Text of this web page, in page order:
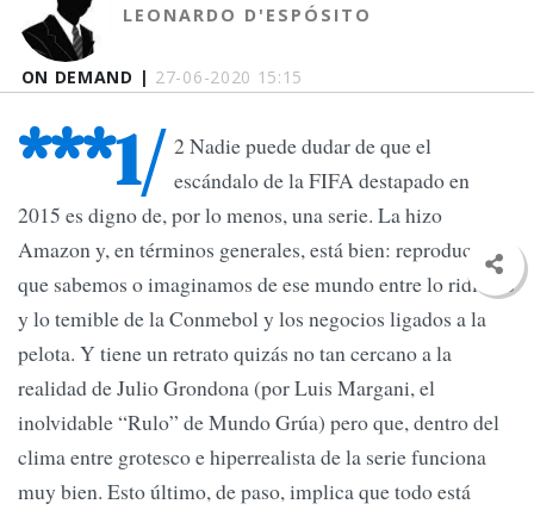
ON DEMAND | 27-06-2020 15:15
LEONARDO D'ESPÓSITO
***1/ 2 Nadie puede dudar de que el
escándalo de la FIFA destapado en
2015 es digno de, por lo menos, una serie. La hizo
Amazon y, en términos generales, está bien: reproduce lo
que sabemos o imaginamos de ese mundo entre lo ridículo
y lo temible de la Conmebol y los negocios ligados a la
pelota. Y tiene un retrato quizás no tan cercano a la
realidad de Julio Grondona (por Luis Margani, el
inolvidable “Rulo” de Mundo Grúa) pero que, dentro del
clima entre grotesco e hiperrealista de la serie funciona
muy bien. Esto último, de paso, implica que todo está